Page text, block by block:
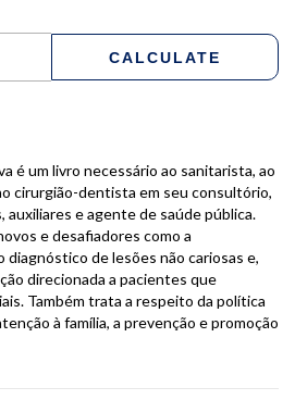
CALCULATE
é um livro necessário ao sanitarista, ao
cirurgião-dentista em seu consultório,
auxiliares e agente de saúde pública.
e desafiadores como a
de lesões não cariosas e,
direcionada a pacientes que
Também trata a respeito da política
à família, a prevenção e promoção